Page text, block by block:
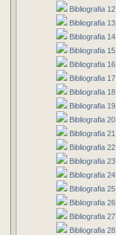
Bibliografia 12
Bibliografia 13
Bibliografia 14
Bibliografia 15
Bibliografia 16
Bibliografia 17
Bibliografia 18
Bibliografia 19
Bibliografia 20
Bibliografia 21
Bibliografia 22
Bibliografia 23
Bibliografia 24
Bibliografia 25
Bibliografia 26
Bibliografia 27
Bibliografia 28